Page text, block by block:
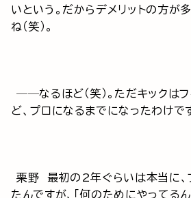
いという。だからデメリットの方が
ね（笑）。
──なるほど（笑）。ただキックは
ど、プロになるまでになったわけで
栗野 最初の2年ぐらいは本当に、
たんですが、「何のためにやってる